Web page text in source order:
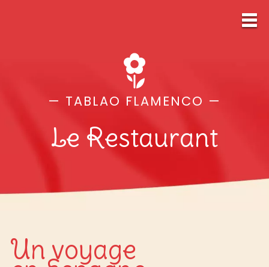
— TABLAO FLAMENCO —
Le Restaurant
Un voyage